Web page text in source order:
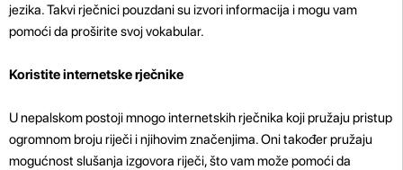
jezika. Takvi rječnici pouzdani su izvori informacija i mogu vam
pomoći da proširite svoj vokabular.
Koristite internetske rječnike
U nepalskom postoji mnogo internetskih rječnika koji pružaju pristup
ogromnom broju riječi i njihovim značenjima. Oni također pružaju
mogućnost slušanja izgovora riječi, što vam može pomoći da